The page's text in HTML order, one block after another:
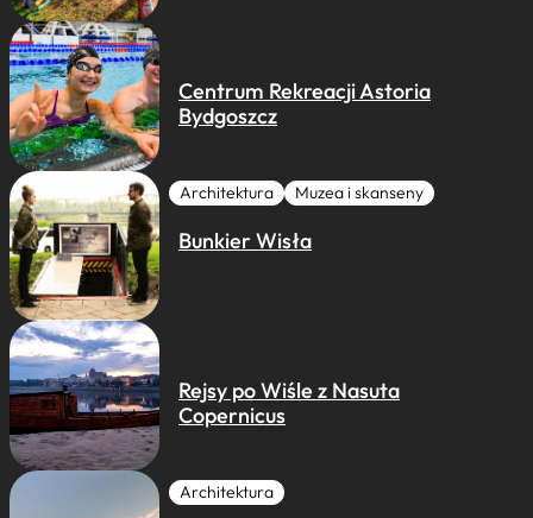
Centrum Rekreacji Astoria
Bydgoszcz
Architektura Muzea i skanseny
Bunkier Wisła
Rejsy po Wiśle z Nasuta
Copernicus
Architektura